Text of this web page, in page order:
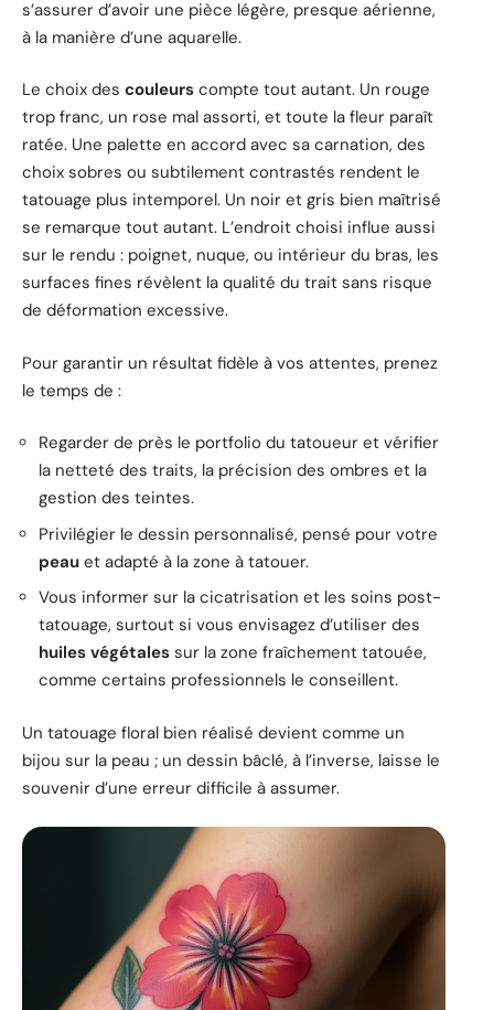
s’assurer d’avoir une pièce légère, presque aérienne,
à la manière d’une aquarelle.
Le choix des couleurs compte tout autant. Un rouge
trop franc, un rose mal assorti, et toute la fleur paraît
ratée. Une palette en accord avec sa carnation, des
choix sobres ou subtilement contrastés rendent le
tatouage plus intemporel. Un noir et gris bien maîtrisé
se remarque tout autant. L’endroit choisi influe aussi
sur le rendu : poignet, nuque, ou intérieur du bras, les
surfaces fines révèlent la qualité du trait sans risque
de déformation excessive.
Pour garantir un résultat fidèle à vos attentes, prenez
le temps de :
Regarder de près le portfolio du tatoueur et vérifier
la netteté des traits, la précision des ombres et la
gestion des teintes.
Privilégier le dessin personnalisé, pensé pour votre
peau et adapté à la zone à tatouer.
Vous informer sur la cicatrisation et les soins post-
tatouage, surtout si vous envisagez d’utiliser des
huiles végétales sur la zone fraîchement tatouée,
comme certains professionnels le conseillent.
Un tatouage floral bien réalisé devient comme un
bijou sur la peau ; un dessin bâclé, à l’inverse, laisse le
souvenir d’une erreur difficile à assumer.